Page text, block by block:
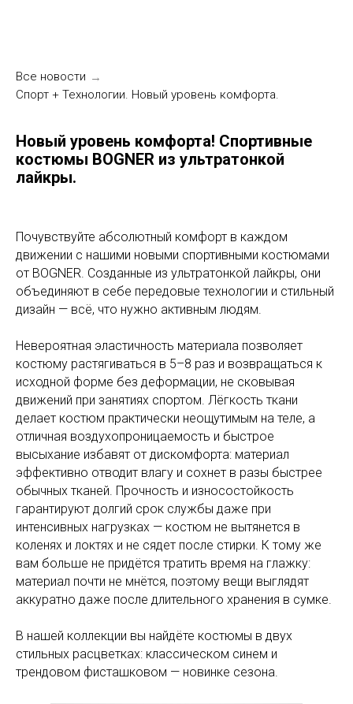
Все новости →
Спорт + Технологии. Новый уровень комфорта.
Новый уровень комфорта! Спортивные
костюмы BOGNER из ультратонкой
лайкры.
Почувствуйте абсолютный комфорт в каждом
движении с нашими новыми спортивными костюмами
от BOGNER. Созданные из ультратонкой лайкры, они
объединяют в себе передовые технологии и стильный
дизайн — всё, что нужно активным людям.
Невероятная эластичность материала позволяет
костюму растягиваться в 5–8 раз и возвращаться к
исходной форме без деформации, не сковывая
движений при занятиях спортом. Лёгкость ткани
делает костюм практически неощутимым на теле, а
отличная воздухопроницаемость и быстрое
высыхание избавят от дискомфорта: материал
эффективно отводит влагу и сохнет в разы быстрее
обычных тканей. Прочность и износостойкость
гарантируют долгий срок службы даже при
интенсивных нагрузках — костюм не вытянется в
коленях и локтях и не сядет после стирки. К тому же
вам больше не придётся тратить время на глажку:
материал почти не мнётся, поэтому вещи выглядят
аккуратно даже после длительного хранения в сумке.
В нашей коллекции вы найдёте костюмы в двух
стильных расцветках: классическом синем и
трендовом фисташковом — новинке сезона.